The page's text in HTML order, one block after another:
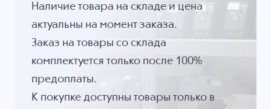
Наличие товара на складе и цена
актуальны на момент заказа.
Заказ на товары со склада
комплектуется только после 100%
предоплаты.
К покупке доступны товары только в